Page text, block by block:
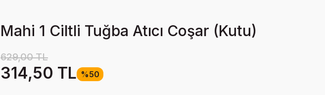
Mahi 1 Ciltli Tuğba Atıcı Coşar (Kutu)
629,00 TL
314,50 TL %50